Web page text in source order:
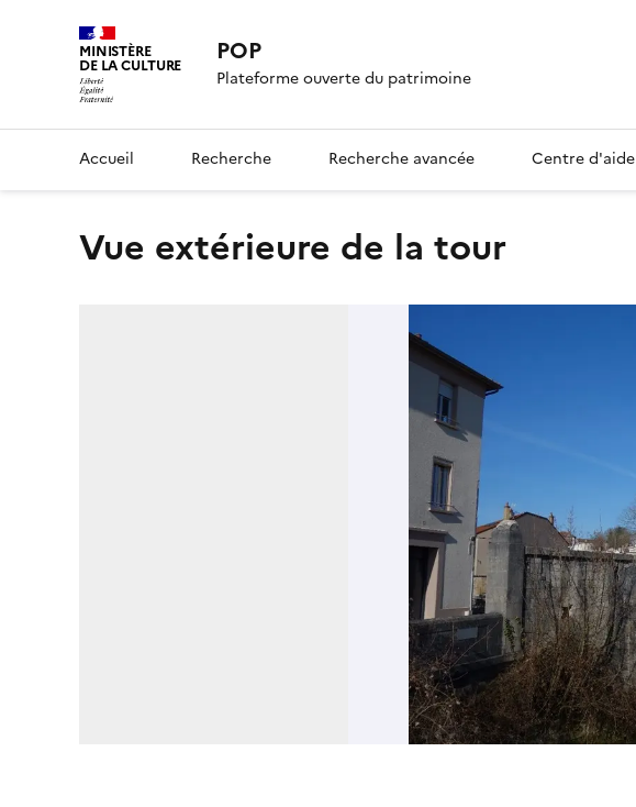
MINISTÈRE
DE LA CULTURE POP
Plateforme ouverte du patrimoine
Accueil Recherche Recherche avancée Centre d'aide
Vue extérieure de la tour